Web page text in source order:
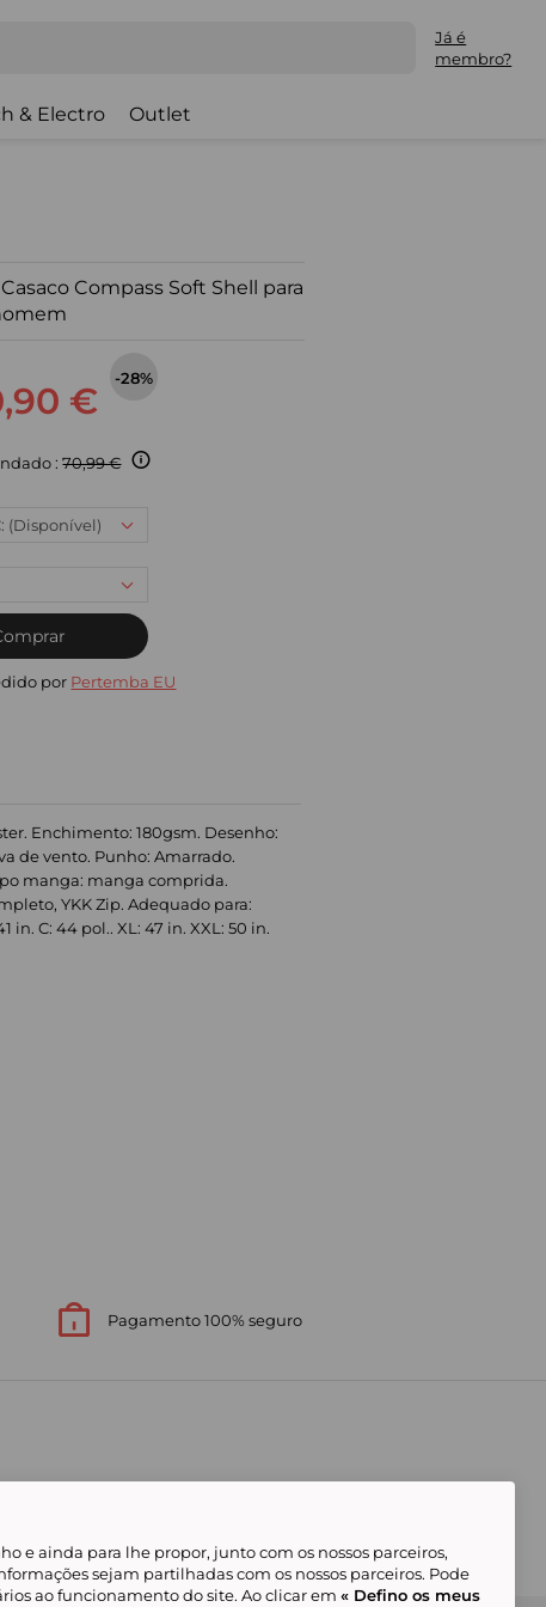
Já é
membro?
& Electro Outlet
Compass Soft Shell para
€
-28%
:70,99 €
(Disponível)
por Pertemba EU
Enchimento: 180gsm. Desenho:
de vento. Punho: Amarrado.
manga: manga comprida.
YKK Zip. Adequado para:
in. C: 44 pol.. XL: 47 in. XXL: 50 in.
Pagamento 100% seguro
e ainda para lhe propor, junto com os nossos parceiros,
sejam partilhadas com os nossos parceiros. Pode
ao funcionamento do site. Ao clicar em « Defino os meus